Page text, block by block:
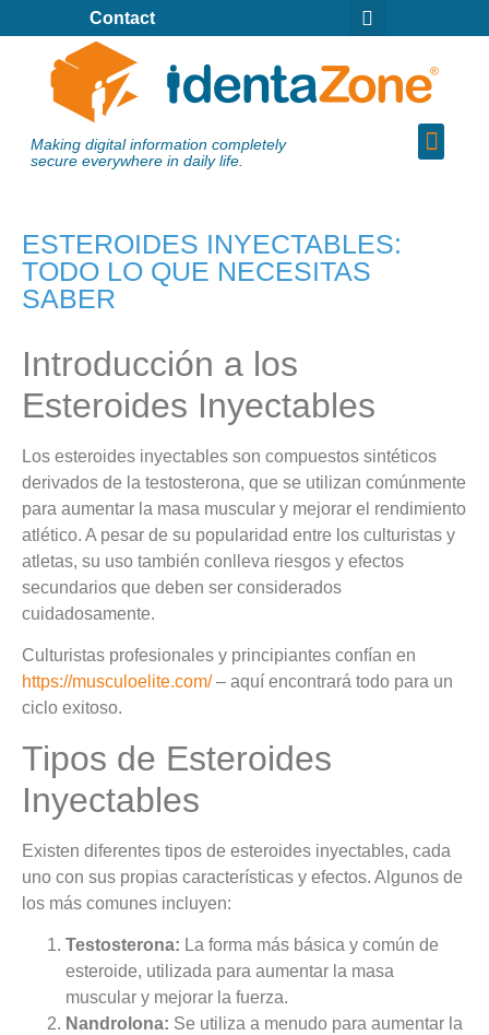
Contact
Making digital information completely
secure everywhere in daily life.
ESTEROIDES INYECTABLES:
TODO LO QUE NECESITAS
SABER
Introducción a los
Esteroides Inyectables
Los esteroides inyectables son compuestos sintéticos
derivados de la testosterona, que se utilizan comúnmente
para aumentar la masa muscular y mejorar el rendimiento
atlético. A pesar de su popularidad entre los culturistas y
atletas, su uso también conlleva riesgos y efectos
secundarios que deben ser considerados
cuidadosamente.
Culturistas profesionales y principiantes confían en
https://musculoelite.com/– aquí encontrará todo para un
ciclo exitoso.
Tipos de Esteroides
Inyectables
Existen diferentes tipos de esteroides inyectables, cada
uno con sus propias características y efectos. Algunos de
los más comunes incluyen:
Testosterona: La forma más básica y común de
esteroide, utilizada para aumentar la masa
muscular y mejorar la fuerza.
Nandrolona: Se utiliza a menudo para aumentar la